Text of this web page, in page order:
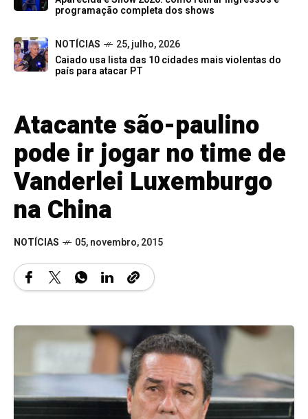
programação completa dos shows
NOTÍCIAS
25, julho, 2026
Caiado usa lista das 10 cidades mais violentas do
país para atacar PT
Atacante são-paulino
pode ir jogar no time de
Vanderlei Luxemburgo
na China
NOTÍCIAS 05, novembro, 2015